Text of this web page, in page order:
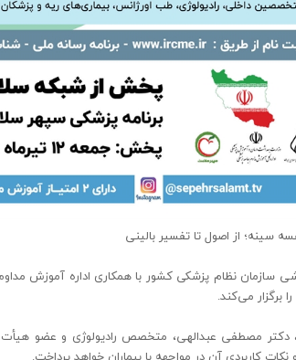
سینه؛ از اصول تا تفسیر بالینی
سازمان نظام پزشکی کشور با همکاری اداره آموزش
برگزار می‌کند.
دکتر مصطفی عبدالهی، متخصص رادیولوژی و عضو